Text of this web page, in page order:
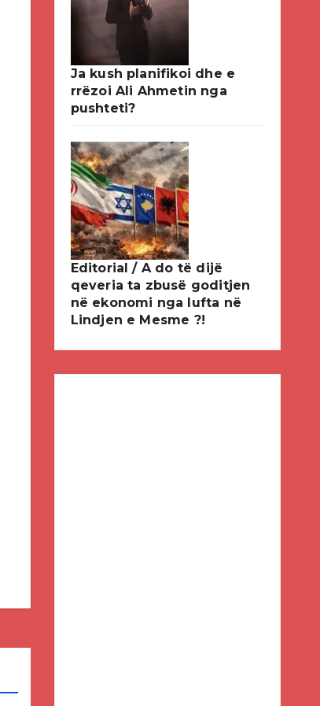
Ja kush planifikoi dhe e
rrëzoi Ali Ahmetin nga
pushteti?
Editorial / A do të dijë
qeveria ta zbusë goditjen
në ekonomi nga lufta në
Lindjen e Mesme ?!